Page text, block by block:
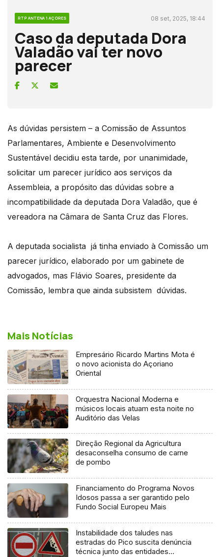
RTP ANTENA 1 AÇORES 08 set, 2025, 18:44
Caso da deputada Dora
Valadão vai ter novo
parecer
As dúvidas persistem – a Comissão de Assuntos
Parlamentares, Ambiente e Desenvolvimento
Sustentável decidiu esta tarde, por unanimidade,
solicitar um parecer jurídico aos serviços da
Assembleia, a propósito das dúvidas sobre a
incompatibilidade da deputada Dora Valadão, que é
vereadora na Câmara de Santa Cruz das Flores.
A deputada socialista já tinha enviado à Comissão um
parecer jurídico, elaborado por um gabinete de
advogados, mas Flávio Soares, presidente da
Comissão, lembra que ainda subsistem dúvidas.
Mais Notícias
Empresário Ricardo Martins Mota é
o novo acionista do Açoriano
Oriental
Orquestra Nacional Moderna e
músicos locais atuam esta noite no
Auditório das Velas
Direção Regional da Agricultura
desaconselha consumo de carne
de pombo
Financiamento do Programa Novos
Idosos passa a ser garantido pelo
Fundo Social Europeu Mais
Instabilidade dos taludes nas
estradas do Pico suscita denúncia
técnica junto das entidades